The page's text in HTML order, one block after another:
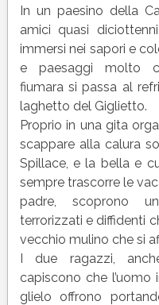
In un paesino della
amici quasi
immersi nei sapori e
e paesaggi molto
fiumara si passa al
laghetto del Giglietto.
Proprio in una gita
scappare alla calura
Spillace, e la bella e
sempre trascorre le
padre, scoprono
terrorizzati e diffidenti
vecchio mulino che si
I due ragazzi,
capiscono che
glielo offrono